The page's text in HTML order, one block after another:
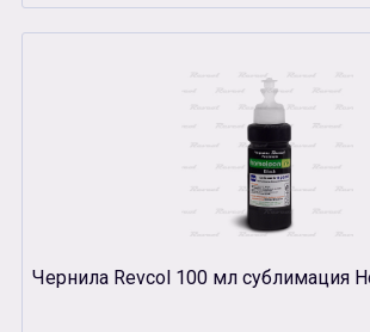
Чернила Revcol 100 мл сублимация